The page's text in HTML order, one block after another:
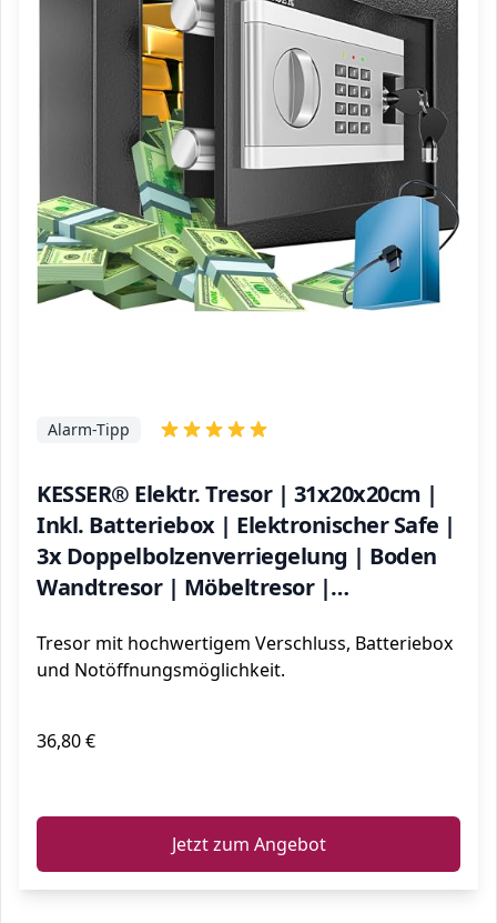
KESSER® Elektr. Tresor | 31x20x20cm |
Inkl. Batteriebox | Elektronischer Safe |
3x Doppelbolzenverriegelung | Boden
Wandtresor | Möbeltresor |
Zahlenschloss
Alarm-Tipp
Tresor mit hochwertigem Verschluss, Batteriebox
und Notöffnungsmöglichkeit.
36,80 €
Jetzt zum Angebot